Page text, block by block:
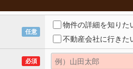
任意
物件の詳細を知りた
不動産会社に行きた
必須